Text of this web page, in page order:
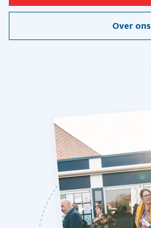
Over ons